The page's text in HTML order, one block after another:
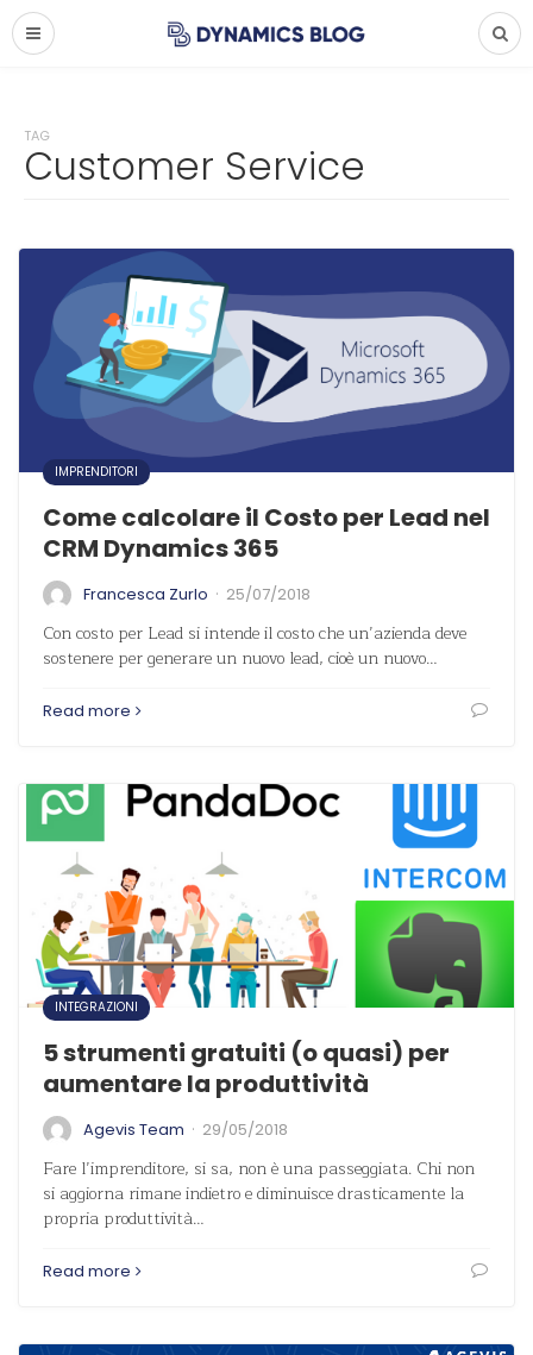
TAG
Customer Service
IMPRENDITORI
Come calcolare il Costo per Lead nel
CRM Dynamics 365
Francesca Zurlo · 25/07/2018
Con costo per Lead si intende il costo che un’azienda deve
sostenere per generare un nuovo lead, cioè un nuovo…
Read more
INTEGRAZIONI
5 strumenti gratuiti (o quasi) per
aumentare la produttività
Agevis Team · 29/05/2018
Fare l’imprenditore, si sa, non è una passeggiata. Chi non
si aggiorna rimane indietro e diminuisce drasticamente la
propria produttività…
Read more